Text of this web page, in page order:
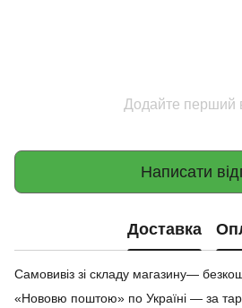
Додайте перший
Написати
Доставка
Самовивіз зі складу магазину—
«Нововю поштою» по Україні — за